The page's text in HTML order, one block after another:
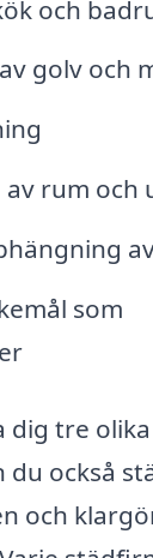
och
golv och
rum och
som
dig tre olika
du också
och